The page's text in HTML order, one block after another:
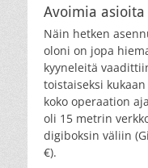
Avoimia
Näin hetken
oloni on jopa
kyyneleitä
toistaiseksi
koko operaation
oli 15 metrin
digiboksin väliin
€).